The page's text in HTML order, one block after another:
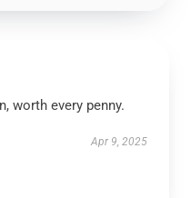
worth every penny.
Apr 9, 2025